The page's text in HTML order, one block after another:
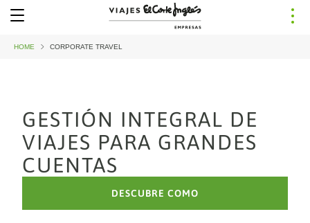
GESTIÓN INTEGRAL DE
VIAJES PARA GRANDES
CUENTAS
DESCUBRE COMO
HOME k CORPORATE TRAVEL